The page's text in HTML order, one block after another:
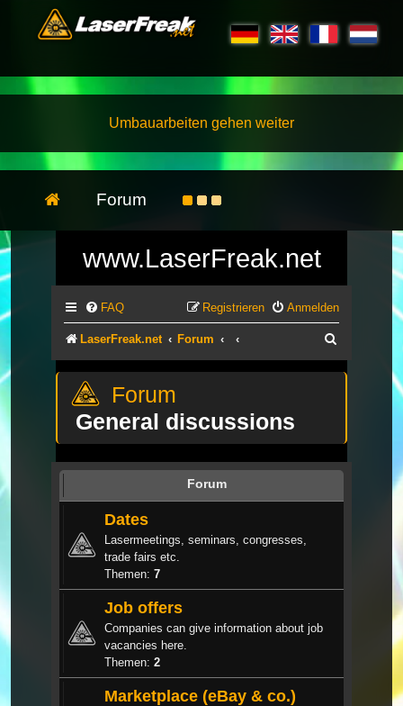
Umbauarbeiten gehen weiter
Forum
www.LaserFreak.net
FAQ Anmelden
Registrieren
LaserFreak.net Forum
General discussions
Forum
Dates
Lasermeetings, seminars, congresses,
trade fairs etc.
Themen: 7
Job offers
Companies can give information about job
vacancies here.
Themen: 2
Marketplace (eBay & co.)